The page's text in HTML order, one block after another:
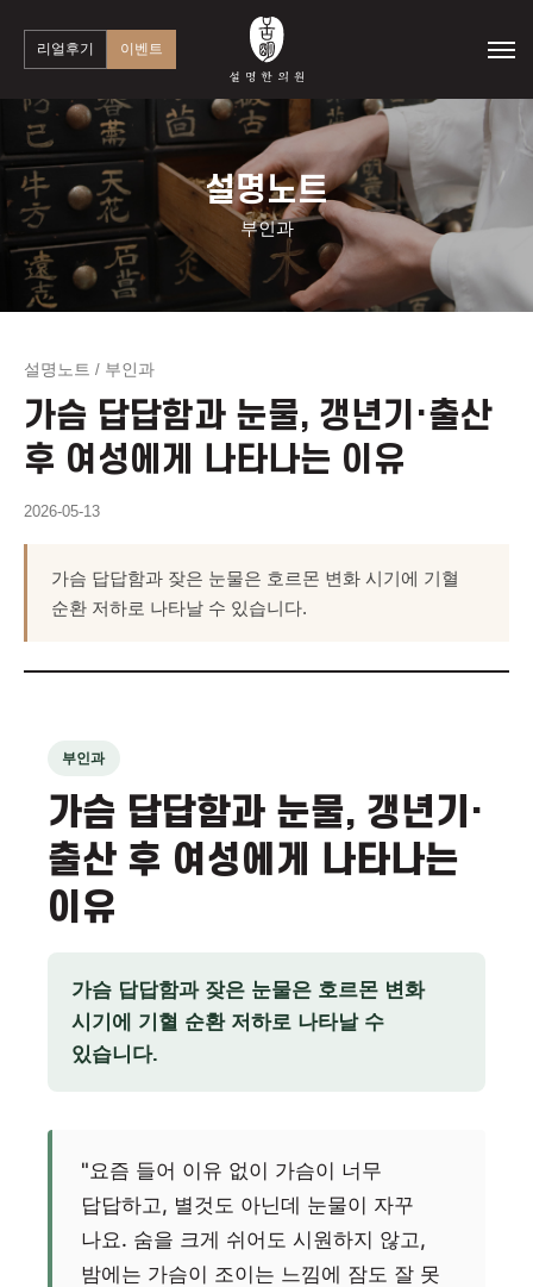
리얼후기 이벤트
설명노트
부인과
설명노트 / 부인과
가슴 답답함과 눈물, 갱년기·출산
후 여성에게 나타나는 이유
2026-05-13
가슴 답답함과 잦은 눈물은 호르몬 변화 시기에 기혈
순환 저하로 나타날 수 있습니다.
부인과
가슴 답답함과 눈물, 갱년기·
출산 후 여성에게 나타나는
이유
가슴 답답함과 잦은 눈물은 호르몬 변화
시기에 기혈 순환 저하로 나타날 수
있습니다.
"요즘 들어 이유 없이 가슴이 너무
답답하고, 별것도 아닌데 눈물이 자꾸
나요. 숨을 크게 쉬어도 시원하지 않고,
밤에는 가슴이 조이는 느낌에 잠도 잘 못